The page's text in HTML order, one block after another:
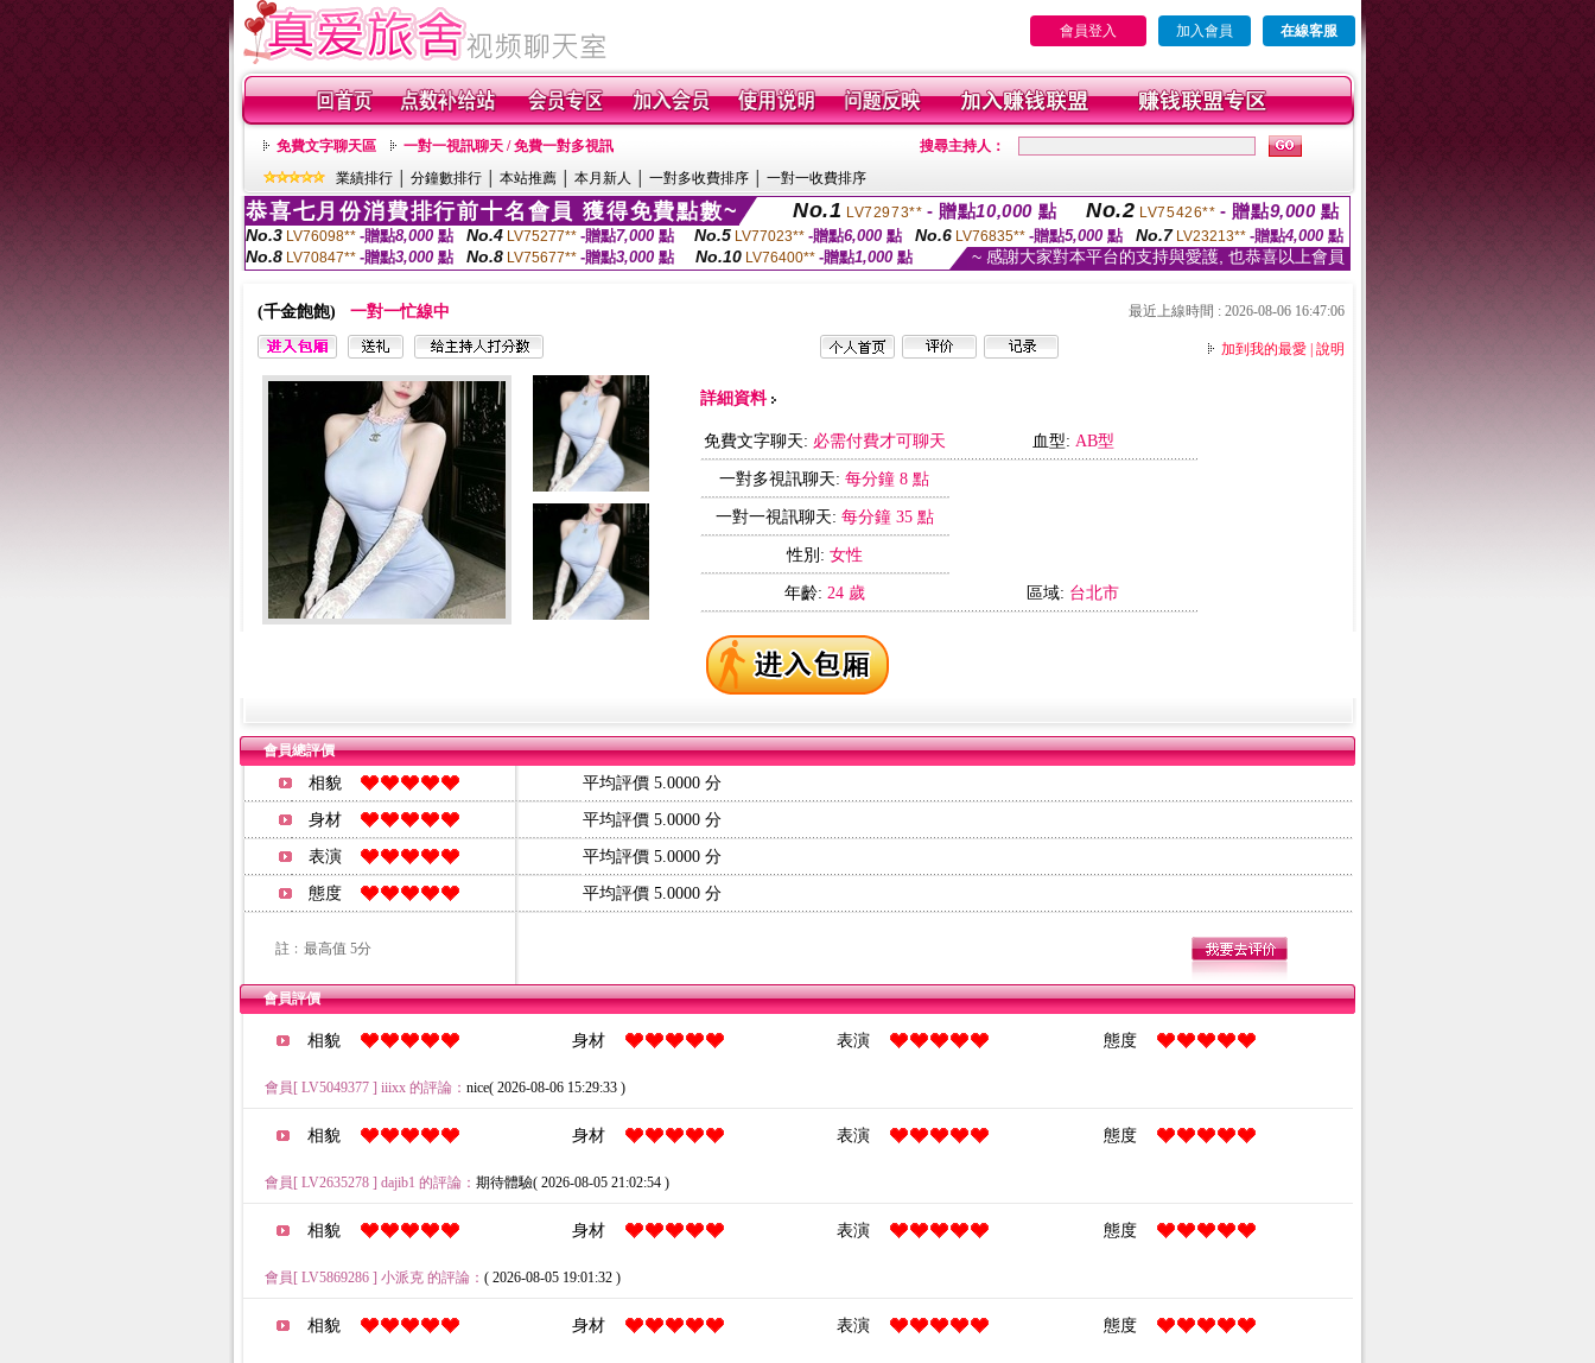
會員登入 加入會員 在線客服
免費文字聊天區 一對一視訊聊天 / 免費一對多視訊
搜尋主持人：
業績排行
分鐘數排行 本站推薦 本月新人 一對多收費排序 一對一收費排序
恭喜七月份消費排行前十名會員 獲得免費點數~ No.1 LV72973** - 贈點10,000 點 No.2 LV75426** - 贈點9,000點
No.3 LV76098** -贈點8,000 點 No.4 LV75277** -贈點7,000 點 No.5 LV77023** -贈點6,000點 No.6 LV76835** -贈點5,000點 No.7 LV23213** -贈點4,000點
No.8 LV70847** -贈點3,000 點 No.8 LV75677** -贈點3,000 點 No.10 LV76400** -贈點1,000點 ~ 感謝大家對本平台的支持與愛護, 也恭喜以上會員
(千金飽飽) 一對一忙線中 最近上線時間 : 2026-08-06 16:47:06
加到我的最愛 說明
詳細資料
免費文字聊天: 必需付費才可聊天 血型: AB型
一對多視訊聊天: 每分鐘 8 點
一對一視訊聊天: 每分鐘 35 點
性別: 女性
年齡: 24 歲 區域: 台北市
會員總評價
相貌 平均評價 5.0000 分
身材 平均評價 5.0000 分
表演 平均評價 5.0000 分
態度 平均評價 5.0000 分
註﹕最高值 5分
會員評價
相貌 身材 表演 態度
會員[ LV5049377 ] iiixx 的評論： nice( 2026-08-06 15:29:33 )
相貌 身材 表演 態度
會員[ LV2635278 ] dajib1 的評論： 期待體驗( 2026-08-05 21:02:54 )
相貌 身材 表演 態度
會員[ LV5869286 ] 小派克 的評論： ( 2026-08-05 19:01:32 )
相貌 身材 表演 態度